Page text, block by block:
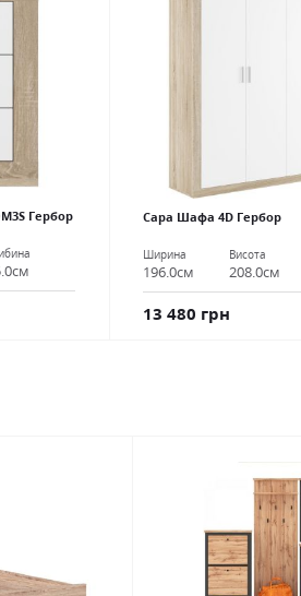
Гербор Сара Шафа 4D Гербор
Ширина
196.0см
Висота
208.0см
13 480 грн